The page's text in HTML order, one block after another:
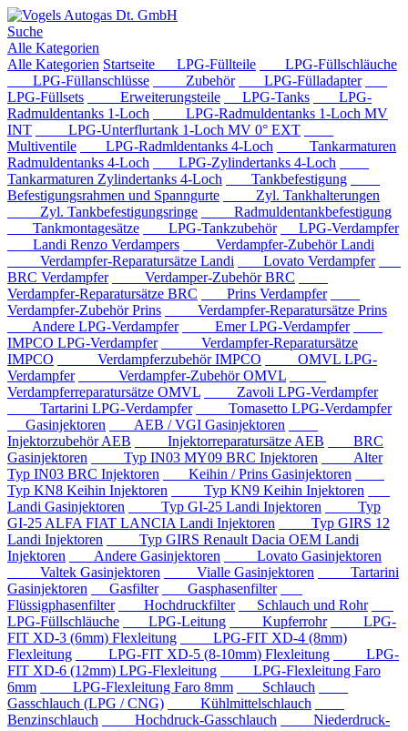
Suche
Alle Kategorien
Alle Kategorien Startseite LPG-Füllteile
LPG-Füllschläuche
LPG-Füllanschlüsse
Zubehör
LPG-Fülladapter
LPG-Füllsets
Erweiterungsteile LPG-Tanks
LPG-
Radmuldentanks 1-Loch
LPG-Radmuldentanks 1-Loch MV
INT
LPG-Unterflurtank 1-Loch MV 0° EXT
Multiventile
LPG-Radmldentanks 4-Loch
Tankarmaturen
Radmuldentanks 4-Loch
LPG-Zylindertanks 4-Loch
Tankarmaturen Zylindertanks 4-Loch
Tankbefestigung
Befestigungsrahmen und Spanngurte
Zyl. Tankhalterungen
Zyl. Tankbefestigungsringe
Radmuldentankbefestigung
Tankmontagesätze
LPG-Tankzubehör
LPG-Verdampfer
Landi Renzo Verdampers
Verdampfer-Zubehör Landi
Verdampfer-Reparatursätze Landi
Lovato Verdampfer
BRC Verdampfer
Verdamper-Zubehör BRC
Verdampfer-Reparatursätze BRC
Prins Verdampfer
Verdampfer-Zubehör Prins
Verdampfer-Reparatursätze Prins
Andere LPG-Verdampfer
Emer LPG-Verdampfer
IMPCO LPG-Verdampfer
Verdampfer-Reparatursätze
IMPCO
Verdampferzubehör IMPCO
OMVL LPG-
Verdampfer
Verdampfer-Zubehör OMVL
Verdampferreparatursätze OMVL
Zavoli LPG-Verdampfer
Tartarini LPG-Verdampfer
Tomasetto LPG-Verdampfer
Gasinjektoren
AEB / VGI Gasinjektoren
Injektorzubehör AEB
Injektorreparatursätze AEB
BRC
Gasinjektoren
Typ IN03 MY09 BRC Injektoren
Alter
Typ IN03 BRC Injektoren
Keihin / Prins Gasinjektoren
Typ KN8 Keihin Injektoren
Typ KN9 Keihin Injektoren
Landi Gasinjektoren
Typ GI-25 Landi Injektoren
Typ
GI-25 ALFA FIAT LANCIA Landi Injektoren
Typ GIRS 12
Landi Injektoren
Typ GIRS Renault Dacia OEM Landi
Injektoren
Andere Gasinjektoren
Lovato Gasinjektoren
Valtek Gasinjektoren
Vialle Gasinjektoren
Tartarini
Gasinjektoren
Gasfilter
Gasphasenfilter
Flüssigphasenfilter
Hochdruckfilter
Schlauch und Rohr
LPG-Füllschläuche
LPG-Leitung Kupferrohr
LPG-
FIT XD-3 (6mm) Flexleitung
LPG-FIT XD-4 (8mm)
Flexleitung
LPG-FIT XD-5 (8-10mm) Flexleitung
LPG-
FIT XD-6 (12mm) LPG-Flexleitung
LPG-Flexleitung Faro
6mm
LPG-Flexleitung Faro 8mm
Schlauch
Gasschlauch (LPG / CNG)
Kühlmittelschlauch
Benzinschlauch
Hochdruck-Gasschlauch
Niederdruck-